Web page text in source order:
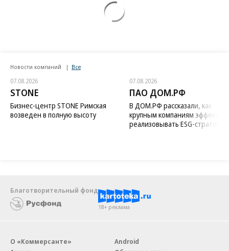
Новости компаний Все
07.08.2026
STONE
Бизнес-центр STONE Римская
возведен в полную высоту
07.08.2026
ПАО ДОМ.РФ
В ДОМ.РФ рассказали, как
крупным компаниям
реализовывать ESG-стратегию
Благотворительный фонд
18+ реклама
О «Коммерсанте»
Android